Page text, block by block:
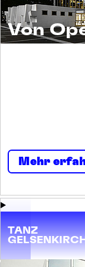
Von
Mehr
TANZ